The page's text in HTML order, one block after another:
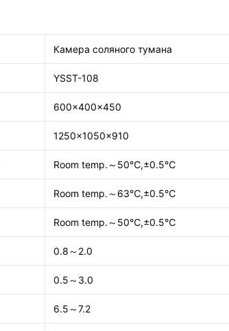
Камера соляного тумана
YSST-108
600×400×450
1250×1050×910
Room temp.～50℃,±0.5℃
Room temp.～63℃,±0.5℃
Room temp.～50℃,±0.5℃
0.8～2.0
0.5～3.0
6.5～7.2